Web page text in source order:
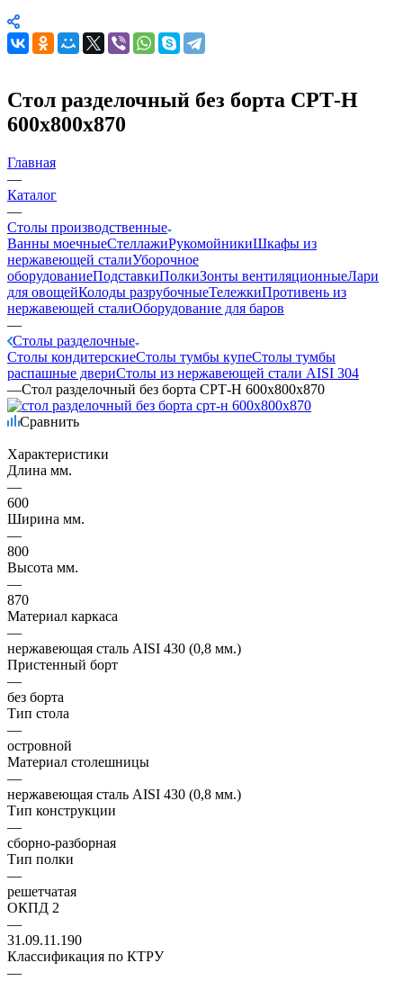
Стол разделочный без борта СРТ-Н
600х800х870
Главная
—
Каталог
—
Столы производственные
Ванны моечныеСтеллажиРукомойникиШкафы из
нержавеющей сталиУборочное
оборудованиеПодставкиПолкиЗонты вентиляционныеЛари
для овощейКолоды разрубочныеТележкиПротивень из
нержавеющей сталиОборудование для баров
—
Столы разделочные
Столы кондитерскиеСтолы тумбы купеСтолы тумбы
распашные двериСтолы из нержавеющей стали AISI 304
—Стол разделочный без борта СРТ-Н 600х800х870
Сравнить
Характеристики
Длина мм.
—
600
Ширина мм.
—
800
Высота мм.
—
870
Материал каркаса
—
нержавеющая сталь AISI 430 (0,8 мм.)
Пристенный борт
—
без борта
Тип стола
—
островной
Материал столешницы
—
нержавеющая сталь AISI 430 (0,8 мм.)
Тип конструкции
—
сборно-разборная
Тип полки
—
решетчатая
ОКПД 2
—
31.09.11.190
Классификация по КТРУ
—